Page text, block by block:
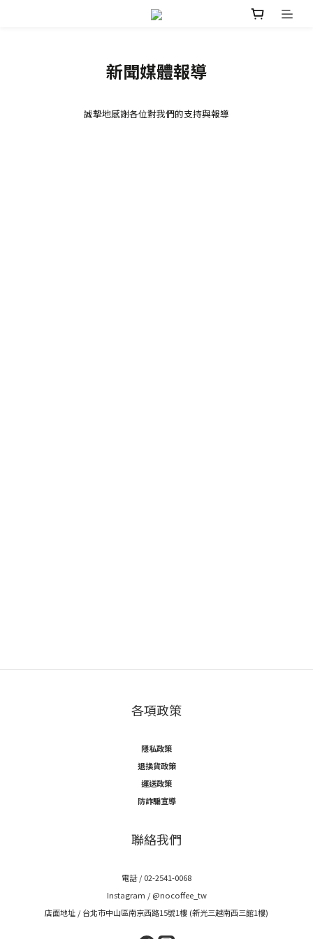
新聞媒體報導
誠摯地感謝各位對我們的支持與報導
各項政策
隱私政策
退換貨政策
運送政策
防詐騙宣導
聯絡我們
電話 / 02-2541-0068
Instagram / @nocoffee_tw
店面地址 / 台北市中山區南京西路15號1樓 (新光三越南西三館1樓)